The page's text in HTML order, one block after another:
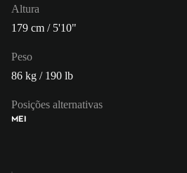
Altura
179 cm / 5'10"
Peso
86 kg / 190 lb
Posições alternativas
MEI